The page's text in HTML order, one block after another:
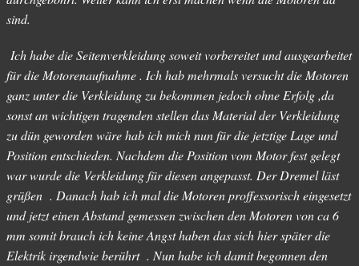
sind.
Ich habe die Seitenverkleidung soweit vorbereitet und ausgearbeitet
für die Motorenaufnahme . Ich hab mehrmals versucht die Motoren
ganz unter die Verkleidung zu bekommen jedoch ohne Erfolg ,da
sonst an wichtigen tragenden stellen das Material der Verkleidung
zu dün geworden wäre hab ich mich nun für die jetztige Lage und
Position entschieden. Nachdem die Position vom Motor fest gelegt
war wurde die Verkleidung für diesen angepasst. Der Dremel läst
grüßen . Danach hab ich mal die Motoren proffessorisch eingesetzt
und jetzt einen Abstand gemessen zwischen den Motoren von ca 6
mm somit brauch ich keine Angst haben das sich hier später die
Elektrik irgendwie berührt . Nun habe ich damit begonnen den